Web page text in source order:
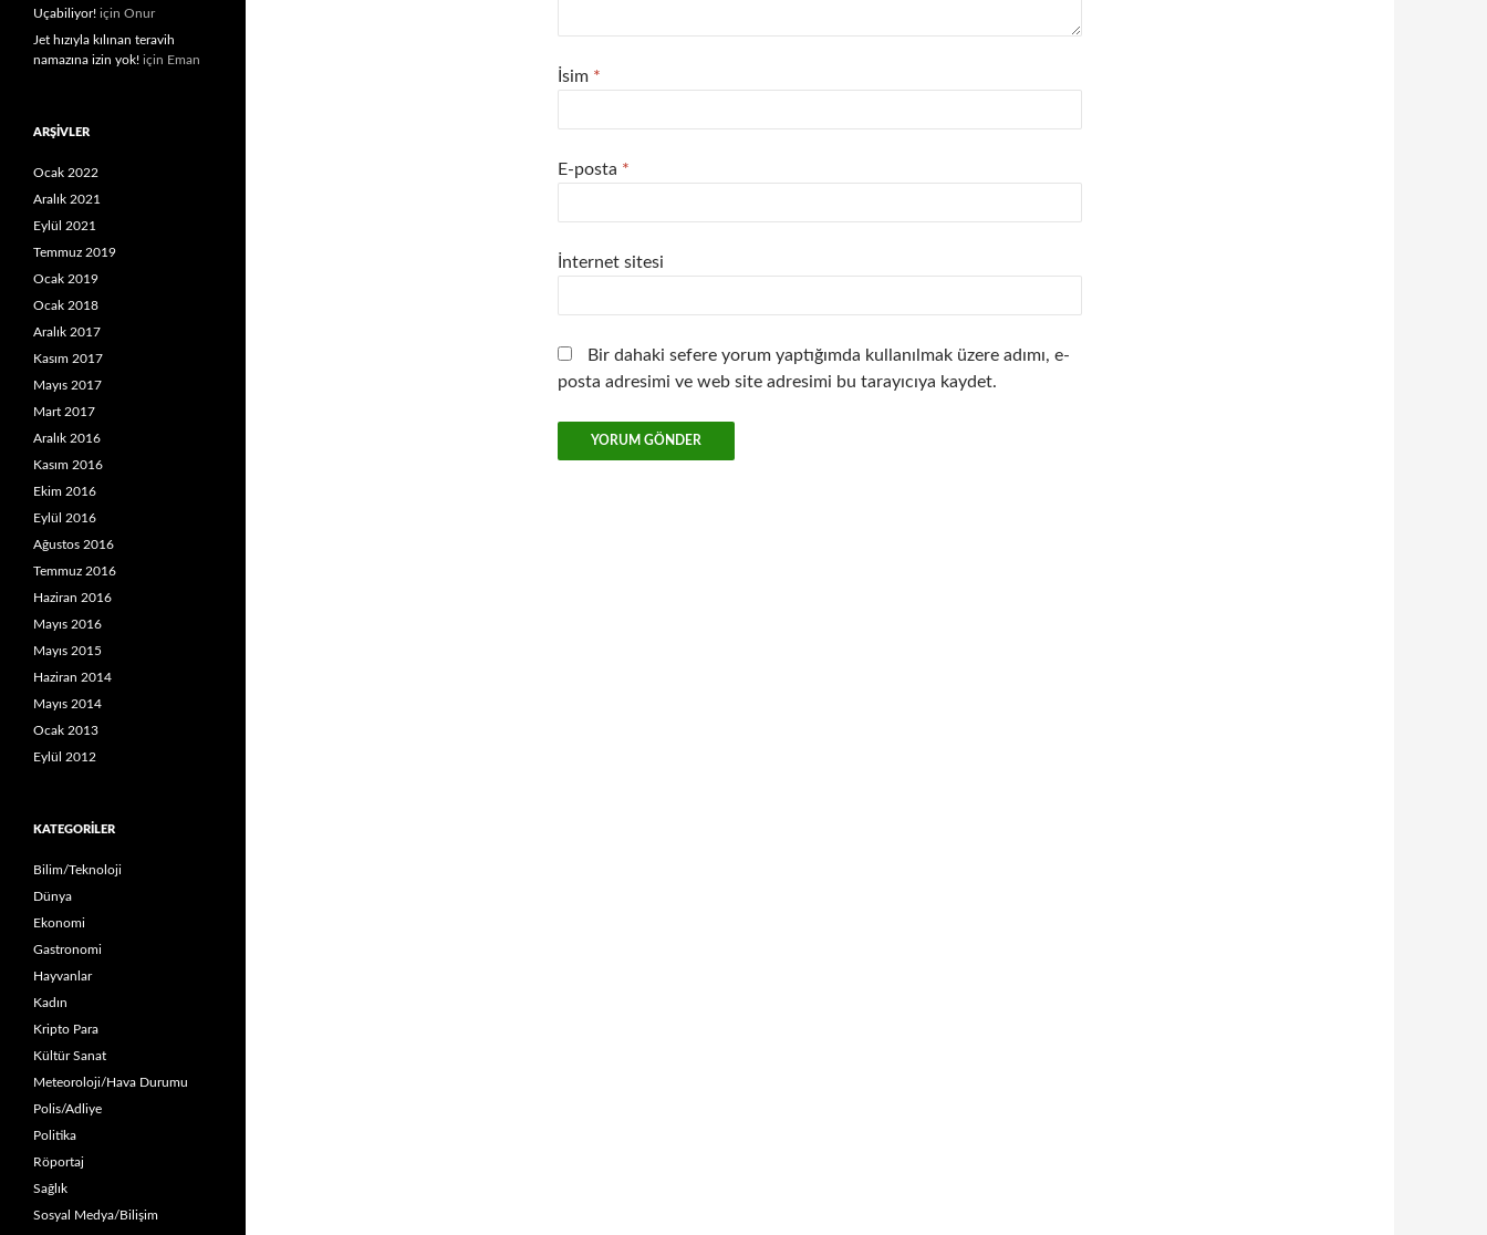
İsim *
E-posta *
İnternet sitesi
Bir dahaki sefere yorum yaptığımda kullanılmak üzere adımı, e-
posta adresimi ve web site adresimi bu tarayıcıya kaydet.
Uçabiliyor! için Onur
Jet hızıyla kılınan teravih
namazına izin yok! için Eman
ARŞIVLER
Ocak 2022
Aralık 2021
Eylül 2021
Temmuz 2019
Ocak 2019
Ocak 2018
Aralık 2017
Kasım 2017
Mayıs 2017
Mart 2017
Aralık 2016
Kasım 2016
Ekim 2016
Eylül 2016
Ağustos 2016
Temmuz 2016
Haziran 2016
Mayıs 2016
Mayıs 2015
Haziran 2014
Mayıs 2014
Ocak 2013
Eylül 2012
KATEGORILER
Bilim/Teknoloji
Dünya
Ekonomi
Gastronomi
Hayvanlar
Kadın
Kripto Para
Kültür Sanat
Meteoroloji/Hava Durumu
Polis/Adliye
Politika
Röportaj
Sağlık
Sosyal Medya/Bilişim